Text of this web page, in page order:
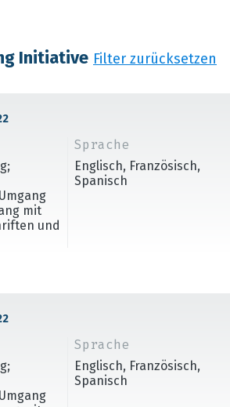
Initiative Filter zurücksetzen
mit
und
Sprache
Englisch, Französisch,
Spanisch
Sprache
Englisch, Französisch,
Spanisch